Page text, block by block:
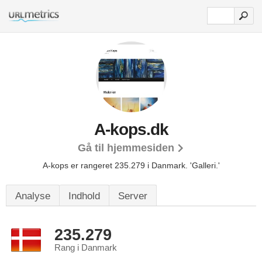
A-kops.dk
Gå til hjemmesiden
A-kops er rangeret 235.279 i Danmark. 'Galleri.'
Analyse Indhold Server
235.279
Rang i Danmark